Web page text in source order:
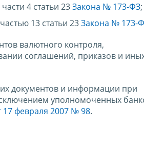
4 статьи 23Закона № 173-ФЗ;
13 статьи 23Закона № 173-
валютного контроля,
соглашений, приказов и
документов и информации при
уполномоченных
17 февраля 2007 № 98.